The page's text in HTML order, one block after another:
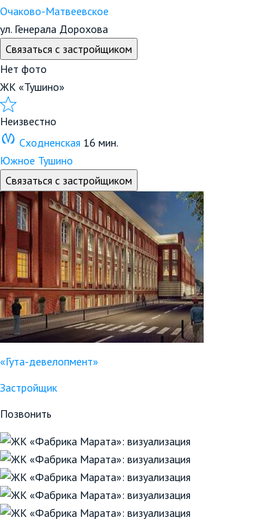
Очаково-Матвеевское
ул. Генерала Дорохова
Связаться с застройщиком
Нет фото
ЖК «Тушино»
Неизвестно
Сходненская 16 мин.
Южное Тушино
Связаться с застройщиком
«Гута-девелопмент»
Застройщик
Позвонить